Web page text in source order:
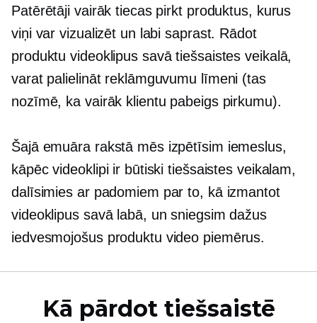
Patērētāji vairāk tiecas pirkt produktus, kurus
viņi var vizualizēt un labi saprast. Rādot
produktu videoklipus savā tiešsaistes veikalā,
varat palielināt reklāmguvumu līmeni (tas
nozīmē, ka vairāk klientu pabeigs pirkumu).
Šajā emuāra rakstā mēs izpētīsim iemeslus,
kāpēc videoklipi ir būtiski tiešsaistes veikalam,
dalīsimies ar padomiem par to, kā izmantot
videoklipus savā labā, un sniegsim dažus
iedvesmojošus produktu video piemērus.
Kā pārdot tiešsaistē